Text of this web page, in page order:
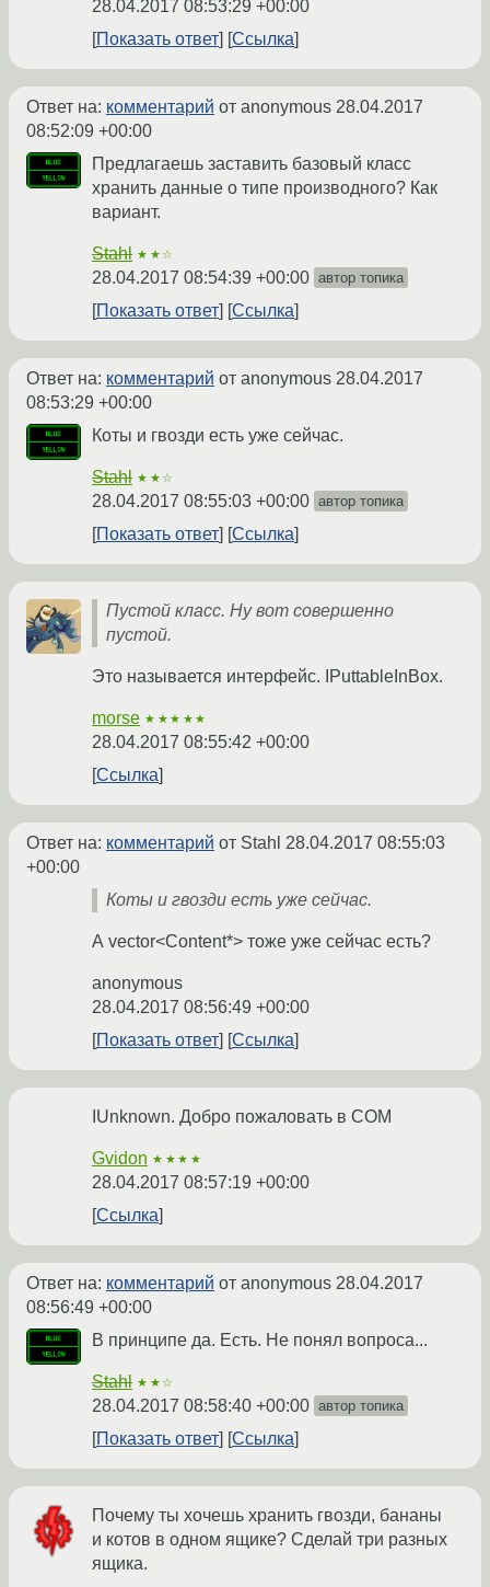
28.04.2017 08:53:29 +00:00
Показать ответ
Ссылка
Ответ на: комментарий от anonymous 28.04.2017
08:52:09 +00:00
Предлагаешь заставить базовый класс
хранить данные о типе производного? Как
вариант.
Stahl ★★☆
28.04.2017 08:54:39 +00:00 автор топика
Показать ответ Ссылка
Ответ на: комментарий от anonymous 28.04.2017
08:53:29 +00:00
Коты и гвозди есть уже сейчас.
Stahl ★★☆
28.04.2017 08:55:03 +00:00 автор топика
Показать ответ Ссылка
Пустой класс. Ну вот совершенно
пустой.
Это называется интерфейс. IPuttableInBox.
morse ★★★★★
28.04.2017 08:55:42 +00:00
Ссылка
Ответ на: комментарий от Stahl 28.04.2017 08:55:03
+00:00
Коты и гвозди есть уже сейчас.
А vector<Content*> тоже уже сейчас есть?
anonymous
28.04.2017 08:56:49 +00:00
Показать ответ
Ссылка
IUnknown. Добро пожаловать в COM
Gvidon ★★★★
28.04.2017 08:57:19 +00:00
Ссылка
Ответ на: комментарий от anonymous 28.04.2017
08:56:49 +00:00
В принципе да. Есть. Не понял вопроса...
Stahl ★★☆
28.04.2017 08:58:40 +00:00 автор топика
Показать ответ Ссылка
Почему ты хочешь хранить гвозди, бананы
и котов в одном ящике? Сделай три разных
ящика.